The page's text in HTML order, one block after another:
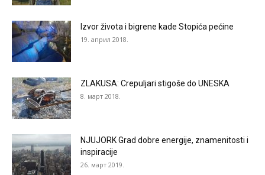
Izvor života i bigrene kade Stopića pećine
19. април 2018.
ZLAKUSA: Crepuljari stigoše do UNESKA
8. март 2018.
NJUJORK Grad dobre energije, znamenitosti i
inspiracije
26. март 2019.